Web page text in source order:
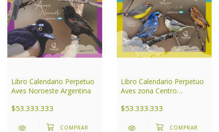
Libro Calendario Perpetuo
Aves Noroeste Argentina
$53.333.333
Libro Calendario Perpetuo
Aves zona Centro
$53.333.333